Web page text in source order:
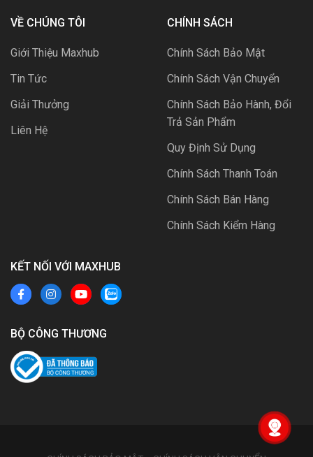
VỀ CHÚNG TÔI
Giới Thiệu Maxhub
Tin Tức
Giải Thưởng
Liên Hệ
CHÍNH SÁCH
Chính Sách Bảo Mật
Chính Sách Vận Chuyển
Chính Sách Bảo Hành, Đổi
Trả Sản Phẩm
Quy Định Sử Dụng
Chính Sách Thanh Toán
Chính Sách Bán Hàng
Chính Sách Kiểm Hàng
KẾT NỐI VỚI MAXHUB
BỘ CÔNG THƯƠNG